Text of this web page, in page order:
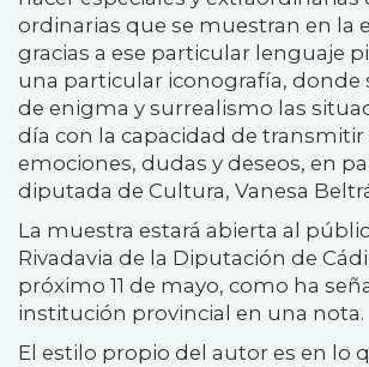
ordinarias que se muestran en la
gracias a ese particular lenguaje
una particular iconografía, donde
de enigma y surrealismo las
día con la capacidad de transmitir
emociones, dudas y deseos, en
diputada de Cultura, Vanesa
La muestra estará abierta al
Rivadavia de la Diputación de
próximo 11 de mayo, como ha
institución provincial en una nota.
El estilo propio del autor es en lo